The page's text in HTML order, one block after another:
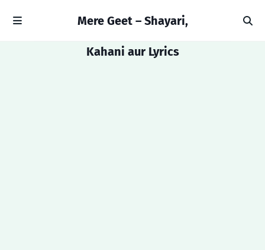
Mere Geet – Shayari,
Kahani aur Lyrics